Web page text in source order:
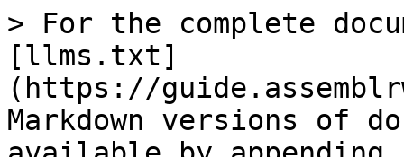
> For the complete
[llms.txt]
(https://
Markdown versions of